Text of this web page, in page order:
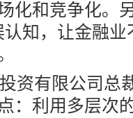
化和竞争化。
认知，让金融
资有限公司总
：利用多层次